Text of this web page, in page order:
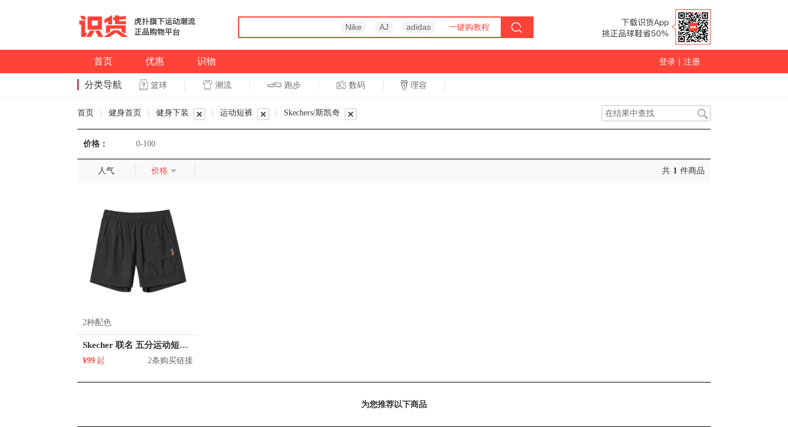
Nike AJ adidas 一键购教程
首页 优惠 识物 登录 | 注册
分类导航 篮球 潮流 跑步 数码 理容
首页 健身首页 健身下装 运动短裤 Skechers/斯凯奇
价格： 0-100
人气 价格 共 1 件商品
2种配色
Skecher 联名 五分运动短裤 女装 L221W122
¥99 起 2条购买链接
为您推荐以下商品